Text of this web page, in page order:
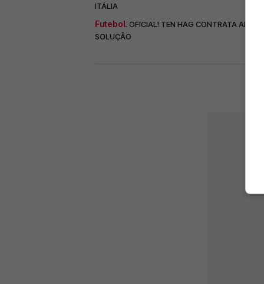
ITÁLIA
Futebol. OFICIAL! TEN HAG CONTRATA ALVO
SOLUÇÃO